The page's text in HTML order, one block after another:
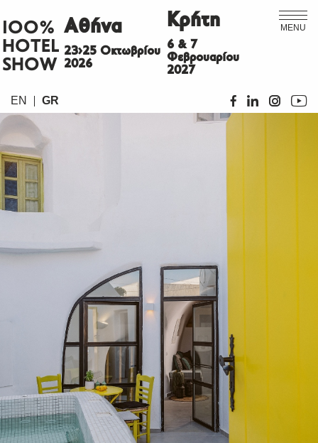
MENU
ΙΟΟ%
HOTEL
SHOW
Αθήνα
23>25 Οκτωβρίου
2026
Κρήτη
6 & 7
Φεβρουαρίου
2027
EN GR